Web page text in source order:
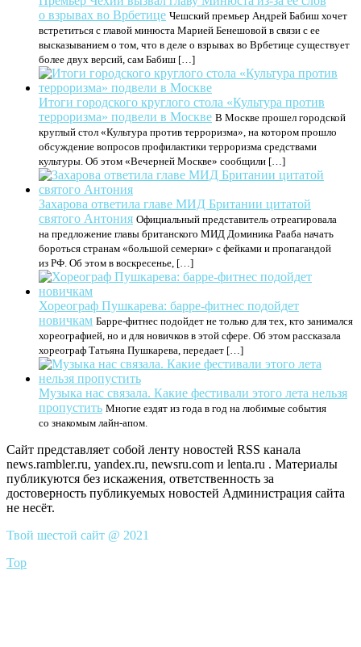
о взрывах во Врбетице Чешский премьер Андрей Бабиш хочет
встретиться с главой минюста Марией Бенешовой в связи с ее
высказыванием о том, что в деле о взрывах во Врбетице существует
более двух версий, сам Бабиш […]
Итоги городского круглого стола «Культура против
терроризма» подвели в Москве В Москве прошел городской
круглый стол «Культура против терроризма», на котором прошло
обсуждение вопросов профилактики терроризма средствами
культуры. Об этом «Вечерней Москве» сообщили […]
Захарова ответила главе МИД Британии цитатой
святого Антония Официальный представитель отреагировала
на предложение главы британского МИД Доминика Рааба начать
бороться странам «большой семерки» с фейками и пропагандой
из РФ. Об этом в воскресенье, […]
Хореограф Пушкарева: барре-фитнес подойдет
новичкам Барре-фитнес подойдет не только для тех, кто занимался
хореографией, но и для новичков в этой сфере. Об этом рассказала
хореограф Татьяна Пушкарева, передает […]
Музыка нас связала. Какие фестивали этого лета нельзя
пропустить Многие ездят из года в год на любимые события
со знакомым лайн-апом.
Сайт представляет собой ленту новостей RSS канала
news.rambler.ru, yandex.ru, newsru.com и lenta.ru . Материалы
публикуются без искажения, ответственность за
достоверность публикуемых новостей Администрация сайта
не несёт.
Твой шестой сайт @ 2021
Top